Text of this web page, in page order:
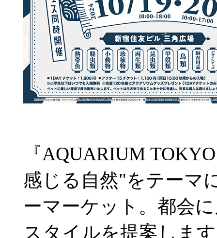
『AQUARIUM
感じる自然"をテーマ
ーマーケット。都会
スタイルを提案しま